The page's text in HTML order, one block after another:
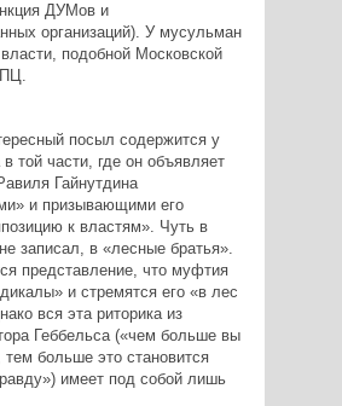
ДУМов и
организаций). У мусульман
подобной Московской
посыл содержится у
той части, где он объявляет
Гайнутдина
и призывающими его
к властям». Чуть в
записал, в «лесные братья».
представление, что муфтия
и стремятся его «в лес
вся эта риторика из
Геббельса («чем больше вы
больше это становится
имеет под собой лишь